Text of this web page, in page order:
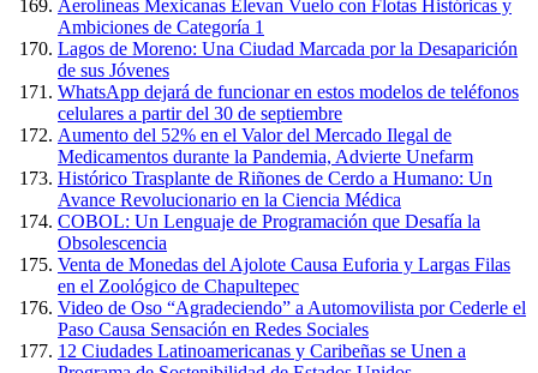
Aerolíneas Mexicanas Elevan Vuelo con Flotas Históricas y
Ambiciones de Categoría 1
Lagos de Moreno: Una Ciudad Marcada por la Desaparición
de sus Jóvenes
WhatsApp dejará de funcionar en estos modelos de teléfonos
celulares a partir del 30 de septiembre
Aumento del 52% en el Valor del Mercado Ilegal de
Medicamentos durante la Pandemia, Advierte Unefarm
Histórico Trasplante de Riñones de Cerdo a Humano: Un
Avance Revolucionario en la Ciencia Médica
COBOL: Un Lenguaje de Programación que Desafía la
Obsolescencia
Venta de Monedas del Ajolote Causa Euforia y Largas Filas
en el Zoológico de Chapultepec
Video de Oso “Agradeciendo” a Automovilista por Cederle el
Paso Causa Sensación en Redes Sociales
12 Ciudades Latinoamericanas y Caribeñas se Unen a